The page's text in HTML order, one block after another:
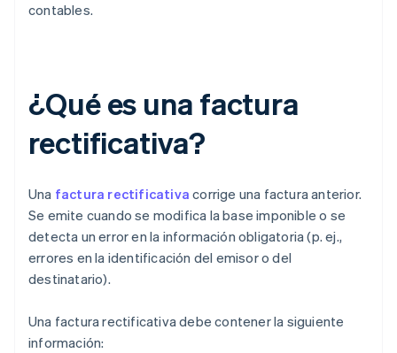
contables.
¿Qué es una factura
rectificativa?
Una factura rectificativa corrige una factura anterior.
Se emite cuando se modifica la base imponible o se
detecta un error en la información obligatoria (p. ej.,
errores en la identificación del emisor o del
destinatario).
Una factura rectificativa debe contener la siguiente
información: